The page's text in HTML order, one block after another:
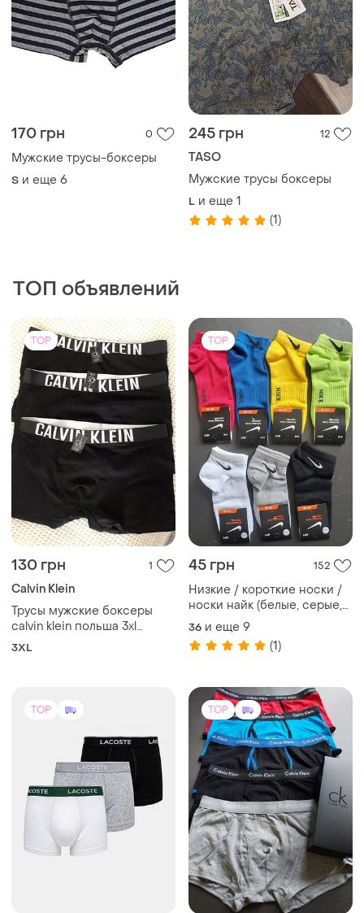
170 грн 0
Мужские трусы-боксеры
S и еще 6
245 грн 12
TASO
Мужские трусы боксеры
L и еще 1
(1)
ТОП объявлений
TOP
130 грн 1
Calvin Klein
Трусы мужские боксеры
calvin klein польша 3xl
черные
3XL
TOP
45 грн 152
Низкие / короткие носки /
носки найк (белые, серые,
черные, яркие) - 1 пара,
премиум качество.
36 и еще 9
(1)
TOP TOP